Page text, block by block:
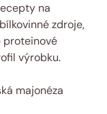
na
zdroje,
proteinové
výrobku.
majonéza